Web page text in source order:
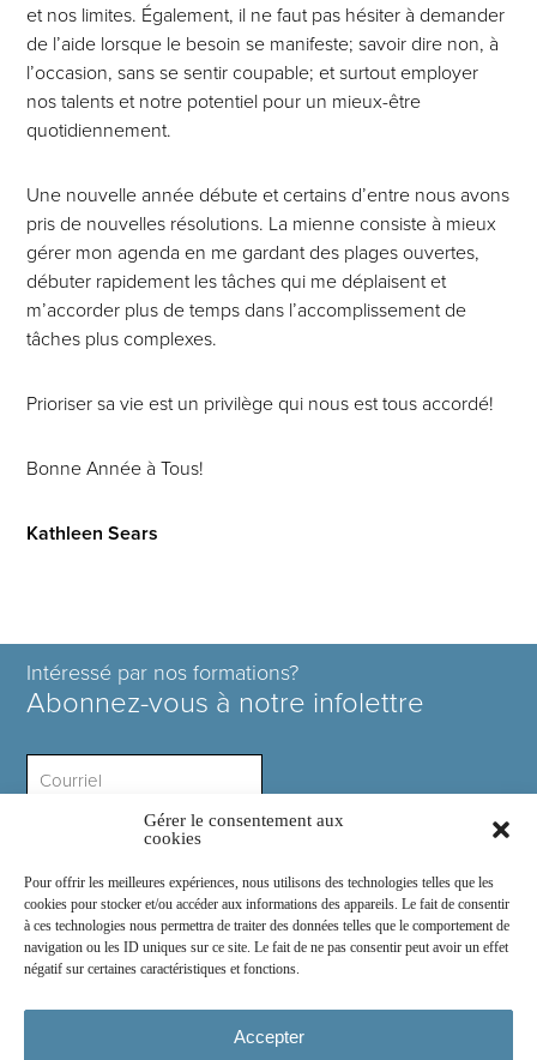
Gérer le consentement aux
cookies
Pour offrir les meilleures expériences, nous utilisons des technologies telles que les
cookies pour stocker et/ou accéder aux informations des appareils. Le fait de consentir
à ces technologies nous permettra de traiter des données telles que le comportement de
navigation ou les ID uniques sur ce site. Le fait de ne pas consentir peut avoir un effet
négatif sur certaines caractéristiques et fonctions.
Accepter
et nos limites. Également, il ne faut pas hésiter à demander
de l’aide lorsque le besoin se manifeste; savoir dire non, à
l’occasion, sans se sentir coupable; et surtout employer
nos talents et notre potentiel pour un mieux-être
quotidiennement.
Une nouvelle année débute et certains d’entre nous avons
pris de nouvelles résolutions. La mienne consiste à mieux
gérer mon agenda en me gardant des plages ouvertes,
débuter rapidement les tâches qui me déplaisent et
m’accorder plus de temps dans l’accomplissement de
tâches plus complexes.
Prioriser sa vie est un privilège qui nous est tous accordé!
Bonne Année à Tous!
Kathleen Sears
Intéressé par nos formations?
Abonnez-vous à notre infolettre